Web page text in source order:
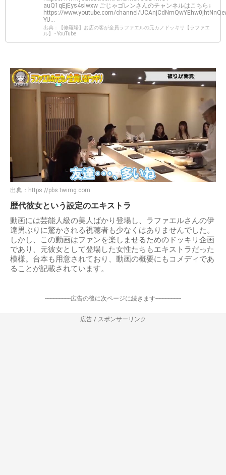
auQ1qEjEys4slwxw ごじゃゴレンさんのチャンネルはこちら↓
https://www.youtube.com/channel/
YU...
出典：【修羅場】お店の客が全員ラファエルの元カノドッキリ【ラファエ
ル】 - YouTube
出典： https://pbs.twimg.com
歴代彼女という設定のエキストラ
動画には芸能人級の美人ばかり登場し、ラファエルさんの伊
達男ぶりに驚かされる視聴者も少なくはありませんでした。
しかし、この動画はファンを楽しませるためのドッキリ企画
であり、元彼女として登場した女性たちもエキストラだった
模様。台本も用意されており、動画の概要にもコメディであ
ることが記載されています。
-----------------広告の後に次ページに続きます-----------------
広告 / スポンサーリンク